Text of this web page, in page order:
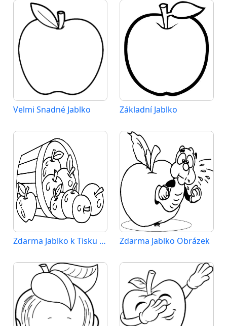
Velmi Snadné Jablko Základní Jablko
Zdarma Jablko k Tisku pro Děti Zdarma Jablko Obrázek